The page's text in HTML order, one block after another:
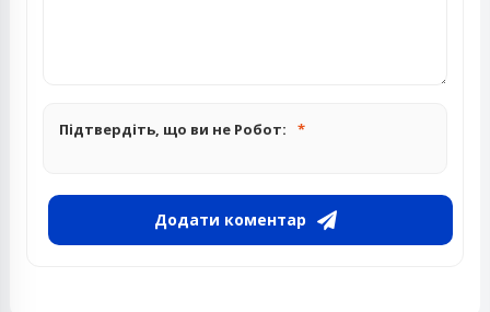
Підтвердіть, що ви не Робот:
Додати коментар